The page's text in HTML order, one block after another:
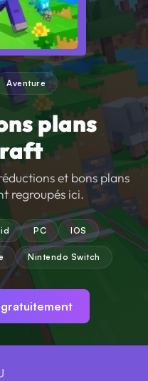
Aventure
plans
et bons plans
regroupés ici.
PC IOS
Nintendo Switch
gratuitement